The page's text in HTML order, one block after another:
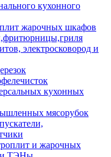
кухонного
жарочных шкафов
электросковород и
кухонных
мясорубок
и жарочных